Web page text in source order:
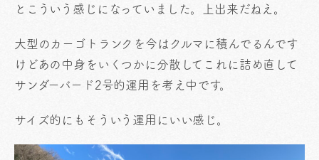
とこういう感じになっていました。上出来だねえ。
大型のカーゴトランクを今はクルマに積んでるんです
けどあの中身をいくつかに分散してこれに詰め直して
サンダーバード2号的運用を考え中です。
サイズ的にもそういう運用にいい感じ。